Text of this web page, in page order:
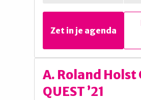
school
Zet in je agenda
Alberdingk
A. Roland Holst
QUEST ’21